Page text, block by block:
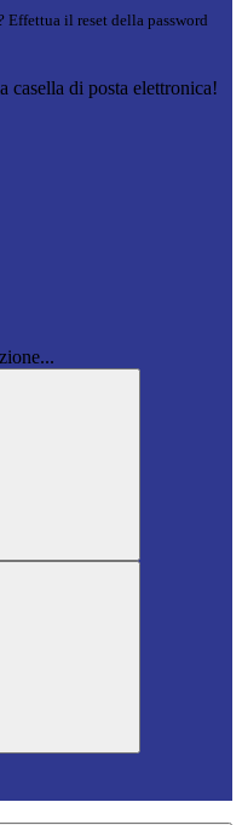
Effettua il reset della password
casella di posta elettronica!